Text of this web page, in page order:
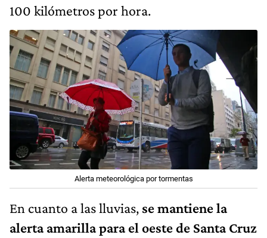
100 kilómetros por hora.
Alerta meteorológica por tormentas
En cuanto a las lluvias, se mantiene la
alerta amarilla para el oeste de Santa Cruz